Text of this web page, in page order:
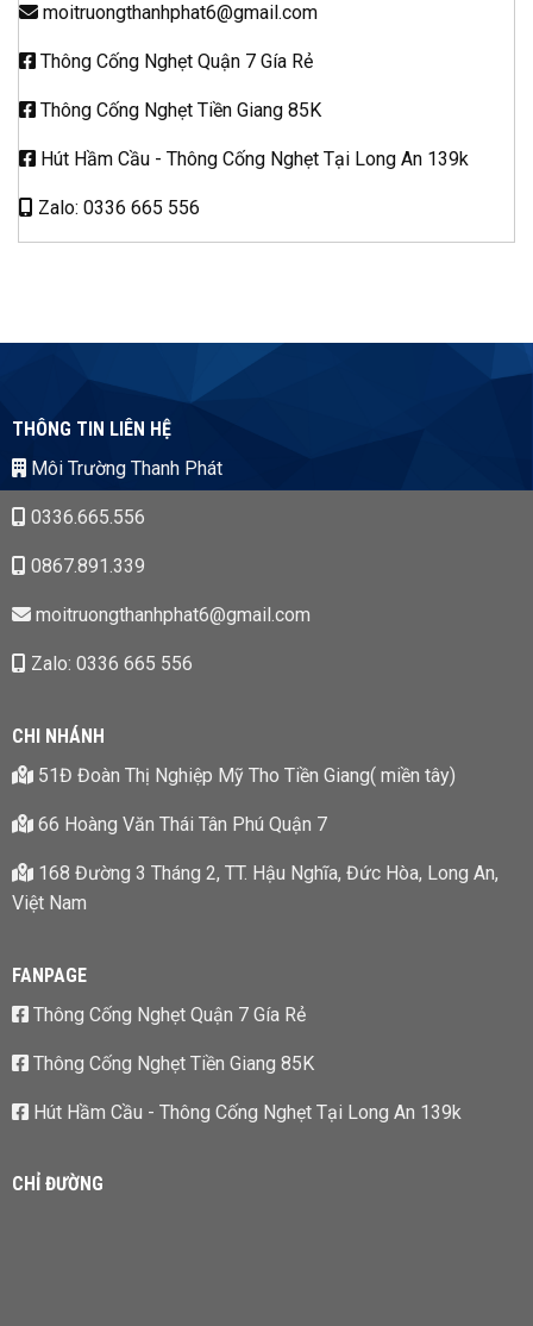
moitruongthanhphat6@gmail.com
Thông Cống Nghẹt Quận 7 Gía Rẻ
Thông Cống Nghẹt Tiền Giang 85K
Hút Hầm Cầu - Thông Cống Nghẹt Tại Long An 139k
Zalo: 0336 665 556
THÔNG TIN LIÊN HỆ
Môi Trường Thanh Phát
0336.665.556
0867.891.339
moitruongthanhphat6@gmail.com
Zalo: 0336 665 556
CHI NHÁNH
51Đ Đoàn Thị Nghiệp Mỹ Tho Tiền Giang( miền tây)
66 Hoàng Văn Thái Tân Phú Quận 7
168 Đường 3 Tháng 2, TT. Hậu Nghĩa, Đức Hòa, Long An,
Việt Nam
FANPAGE
Thông Cống Nghẹt Quận 7 Gía Rẻ
Thông Cống Nghẹt Tiền Giang 85K
Hút Hầm Cầu - Thông Cống Nghẹt Tại Long An 139k
CHỈ ĐƯỜNG